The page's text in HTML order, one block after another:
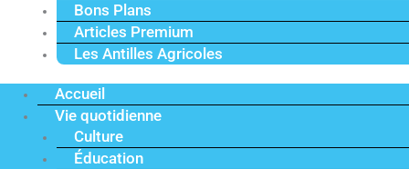
Bons Plans
Articles Premium
Les Antilles Agricoles
Accueil
Vie quotidienne
Culture
Éducation